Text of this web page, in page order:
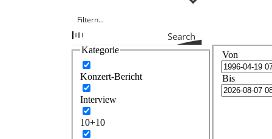
Search
Kategorie
Konzert-Bericht
Interview
10+10
Von
Bis